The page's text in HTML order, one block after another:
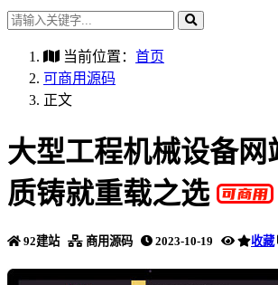
当前位置： 首页
可商用源码
正文
大型工程机械设备网
质铸就重载之选
92建站 商用源码 2023-10-19 收藏